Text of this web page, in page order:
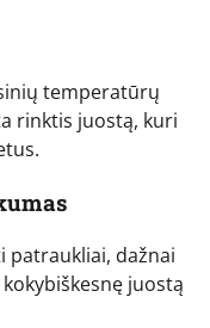
temperatūrų
rinktis juostą, kuri
patraukliai, dažnai
juostą